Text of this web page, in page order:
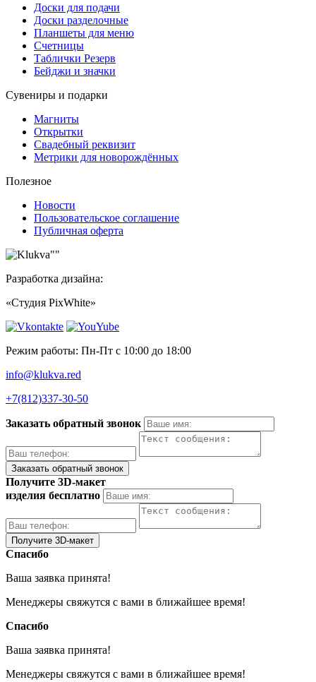
Доски для подачи
Доски разделочные
Планшеты для меню
Счетницы
Таблички Резерв
Бейджи и значки
Сувениры и подарки
Магниты
Открытки
Свадебный реквизит
Метрики для новорождённых
Полезное
Новости
Пользовательское соглашение
Публичная оферта
Разработка дизайна:
«Студия PixWhite»
Режим работы: Пн-Пт с 10:00 до 18:00
info@klukva.red
+7(812)337‑30-50
Заказать обратный звонок
Получите 3D-макет
изделия бесплатно
Спасибо
Ваша заявка принята!
Менеджеры свяжутся с вами в ближайшее время!
Спасибо
Ваша заявка принята!
Менеджеры свяжутся с вами в ближайшее время!